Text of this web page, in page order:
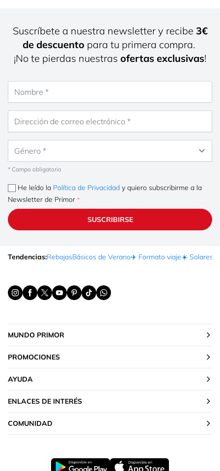
Suscríbete a nuestra newsletter y recibe 3€
de descuento para tu primera compra.
¡No te pierdas nuestras ofertas exclusivas!
* Campo obligatorio
He leído la Política de Privacidad y quiero subscribirme a la
Newsletter de Primor
SUSCRIBIRSE
Tendencias:RebajasBásicos de Verano✈️ Formato viaje☀️ Solares
MUNDO PRIMOR
PROMOCIONES
AYUDA
ENLACES DE INTERÉS
COMUNIDAD